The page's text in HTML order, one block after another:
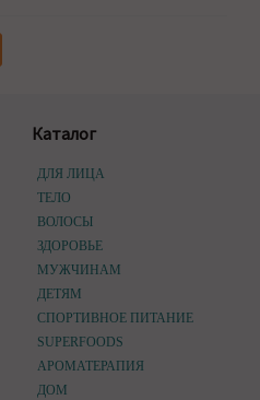
Каталог
ДЛЯ ЛИЦА
ТЕЛО
ВОЛОСЫ
ЗДОРОВЬЕ
МУЖЧИНАМ
ДЕТЯМ
СПОРТИВНОЕ ПИТАНИЕ
SUPERFOODS
АРОМАТЕРАПИЯ
ДОМ